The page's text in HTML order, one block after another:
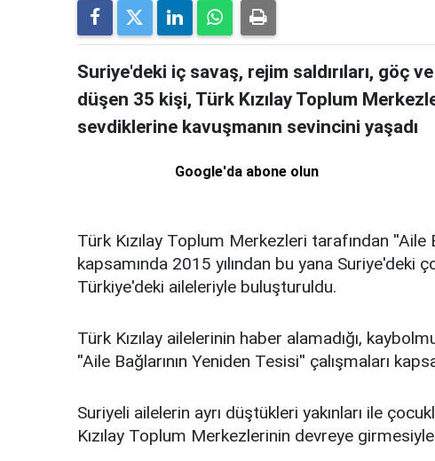
Suriye'deki iç savaş, rejim saldırıları, göç
düşen 35 kişi, Türk Kızılay Toplum
sevdiklerine kavuşmanın sevincini yaşadı
Google'da abone olun
Türk Kızılay Toplum Merkezleri tarafından ''Aile
kapsamında 2015 yılından bu yana Suriye'deki
Türkiye'deki aileleriyle buluşturuldu.
Türk Kızılay ailelerinin haber alamadığı,
''Aile Bağlarının Yeniden Tesisi'' çalışmaları
Suriyeli ailelerin ayrı düştükleri yakınları ile
Kızılay Toplum Merkezlerinin devreye